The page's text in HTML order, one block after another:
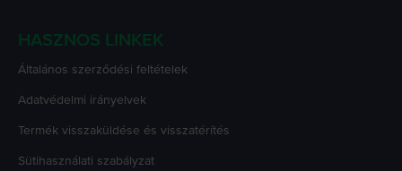
HASZNOS LINKEK
Általános szerződési feltételek
Adatvédelmi irányelvek
Termék visszaküldése és visszatérítés
Sütihasználati szabályzat